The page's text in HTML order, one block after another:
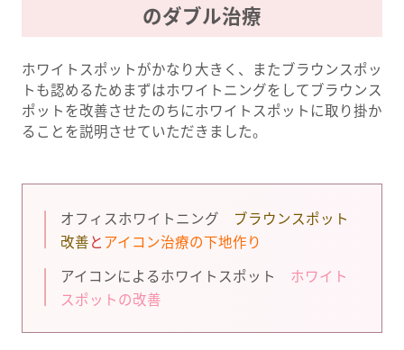
のダブル治療
ホワイトスポットがかなり大きく、またブラウンスポッ
トも認めるためまずはホワイトニングをしてブラウンス
ポットを改善させたのちにホワイトスポットに取り掛か
ることを説明させていただきました。
オフィスホワイトニング
ブラウンスポット
改善と アイコン治療の下地作り
アイコンによるホワイトスポット ホワイト
スポットの改善